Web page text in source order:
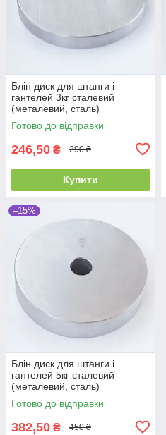
Блін диск для штанги і
гантелей 3кг сталевий
(металевий, сталь)
Готово до відправки
246,50 ₴ 290 ₴
Купити
–15%
Блін диск для штанги і
гантелей 5кг сталевий
(металевий, сталь)
Готово до відправки
382,50 ₴ 450 ₴